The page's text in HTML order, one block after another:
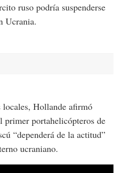
ruso podría suspenderse
Ucrania.
locales, Hollande afirmó
primer portahelicópteros de
“dependerá de la actitud”
ucraniano.